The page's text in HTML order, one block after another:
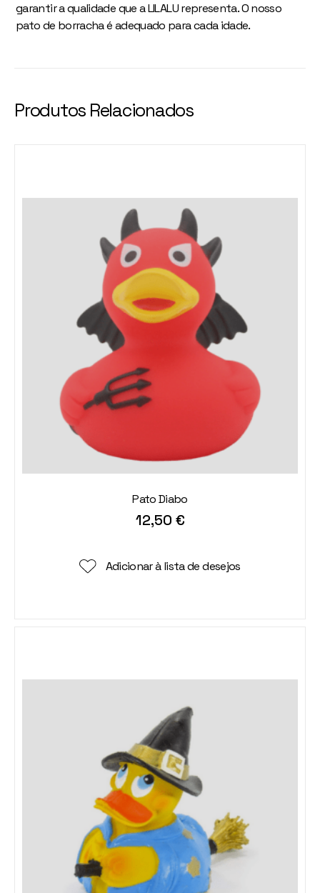
garantir a qualidade que a LILALU representa. O nosso
pato de borracha é adequado para cada idade.
Produtos Relacionados
Pato Diabo
12,50 €
Adicionar à lista de desejos